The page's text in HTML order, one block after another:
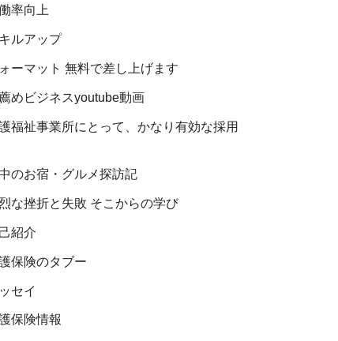
率向上
ルアップ
ーマット 無料で差し上げます
めビジネスyoutube動画
福祉事業所にとって、かなり有効な採用
のお宿・グルメ探訪記
な挫折と失敗 そこからの学び
紹介
保険のタブー
セイ
保険情報